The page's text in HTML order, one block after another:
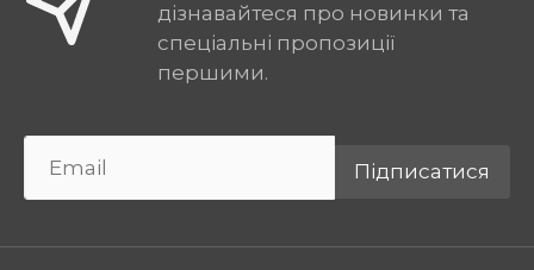
дізнавайтеся про новинки та
спеціальні пропозиції
першими.
Підписатися